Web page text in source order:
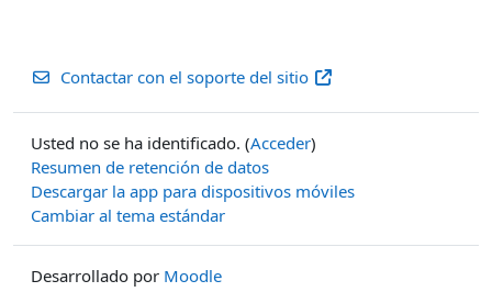
Contactar con el soporte del sitio
Usted no se ha identificado. (Acceder)
Resumen de retención de datos
Descargar la app para dispositivos móviles
Cambiar al tema estándar
Desarrollado por Moodle